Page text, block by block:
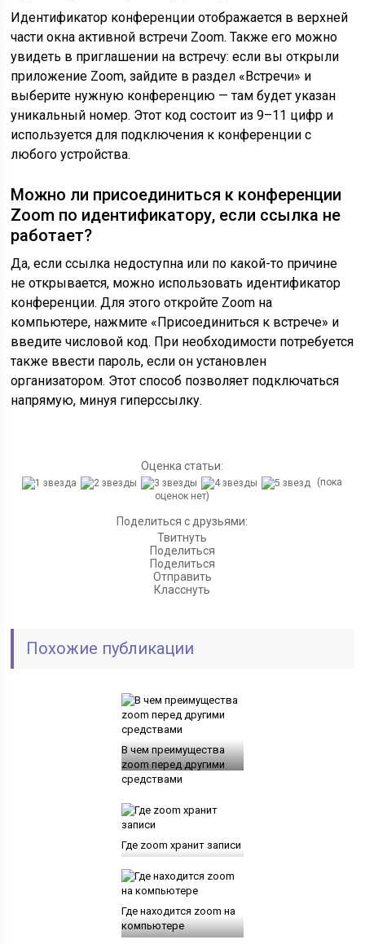
Идентификатор конференции отображается в верхней
части окна активной встречи Zoom. Также его можно
увидеть в приглашении на встречу: если вы открыли
приложение Zoom, зайдите в раздел «Встречи» и
выберите нужную конференцию — там будет указан
уникальный номер. Этот код состоит из 9–11 цифр и
используется для подключения к конференции с
любого устройства.
Можно ли присоединиться к конференции
Zoom по идентификатору, если ссылка не
работает?
Да, если ссылка недоступна или по какой-то причине
не открывается, можно использовать идентификатор
конференции. Для этого откройте Zoom на
компьютере, нажмите «Присоединиться к встрече» и
введите числовой код. При необходимости потребуется
также ввести пароль, если он установлен
организатором. Этот способ позволяет подключаться
напрямую, минуя гиперссылку.
Оценка статьи:
(пока
оценок нет)
Поделиться с друзьями:
Твитнуть
Поделиться
Поделиться
Отправить
Класснуть
Похожие публикации
В чем преимущества
zoom перед другими
средствами
Где zoom хранит записи
Где находится zoom на
компьютере